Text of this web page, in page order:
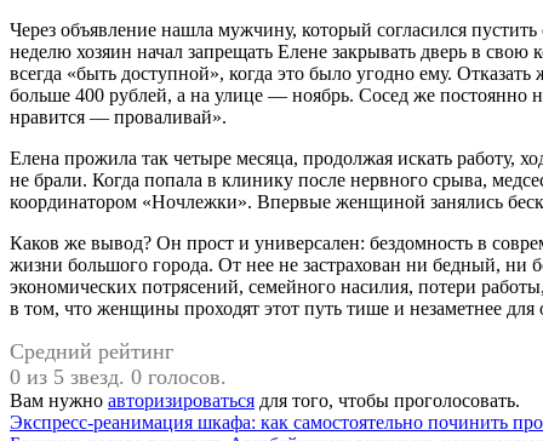
Через объявление нашла мужчину, который согласился
неделю хозяин начал запрещать Елене закрывать дверь в свою
всегда «быть доступной», когда это было угодно ему.
больше 400 рублей, а на улице — ноябрь. Сосед же
нравится — проваливай».
Елена прожила так четыре месяца, продолжая искать работу,
не брали. Когда попала в клинику после нервного срыва,
координатором «Ночлежки». Впервые женщиной занялись
Каков же вывод? Он прост и универсален: бездомность в
жизни большого города. От нее не застрахован ни бедный,
экономических потрясений, семейного насилия, потери
в том, что женщины проходят этот путь тише и незаметнее
Средний рейтинг
0 из 5 звезд. 0 голосов.
Вам нужно авторизироваться для того, чтобы проголосовать.
Навигация
Экспресс-реанимация шкафа: как самостоятельно починить